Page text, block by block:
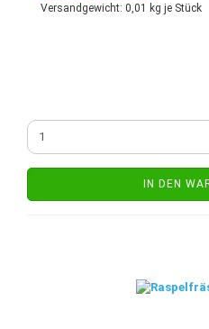
Versandgewicht: 0,01 kg je Stück
IN DEN